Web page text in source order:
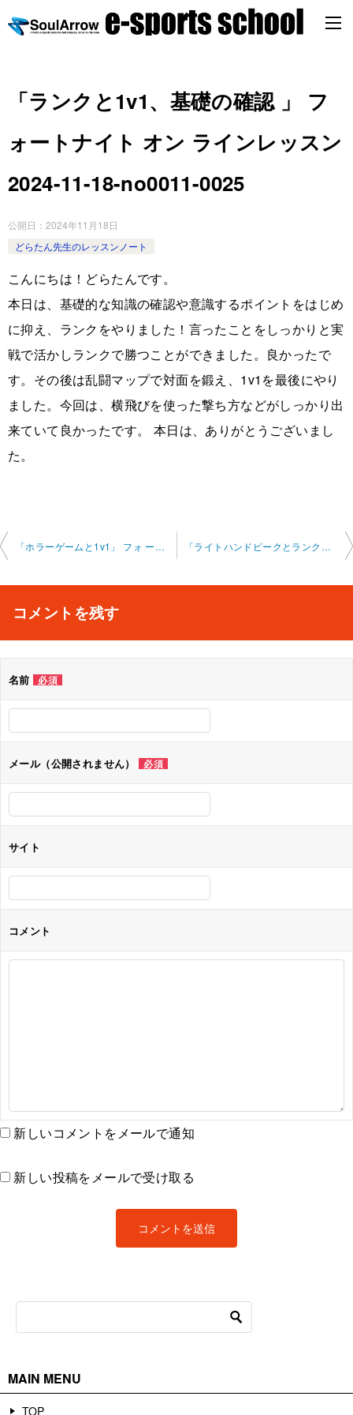
「ランクと1v1、基礎の確認 」 フ
ォートナイト オン ラインレッスン
2024-11-18-no0011-0025
公開日： 2024年11月18日
どらたん先生のレッスンノート
こんにちは！どらたんです。
本日は、基礎的な知識の確認や意識するポイントをはじめ
に抑え、ランクをやりました！言ったことをしっかりと実
戦で活かしランクで勝つことができました。良かったで
す。その後は乱闘マップで対面を鍛え、1v1を最後にやり
ました。今回は、横飛びを使った撃ち方などがしっかり出
来ていて良かったです。 本日は、ありがとうございまし
た。
投
ビ
シ
「ホラーゲームと1v1」 フォ ートナイト オンラインレ ッスン 2024-11-11-no0011-0025 「ライトハンドピークとランク」 フォートナイト オンラ インレッスン 2024-11-19-no0011
コメントを残す
名前 必須
メール（公開されません） 必須
サイト
コメント
新しいコメントをメールで通知
新しい投稿をメールで受け取る
MAIN MENU
TOP